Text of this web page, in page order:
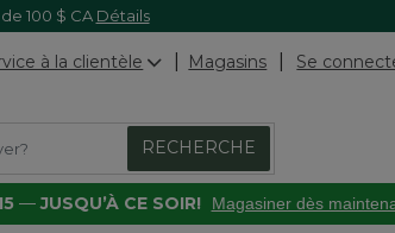
100 $ CA Détails
à la clientèle Magasins Se
RECHERCHE
—JUSQU’À CE SOIR! Magasiner dès